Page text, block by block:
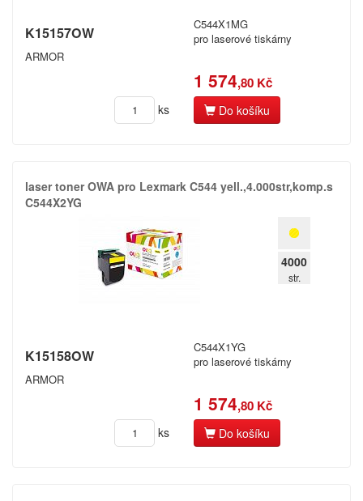
K15157OW
ARMOR
C544X1MG
pro laserové tiskárny
1 574,80 Kč
ks Do košíku
laser toner OWA pro Lexmark C544 yell.​,​4.​000str,​komp.​s
C544X2YG
4000
str.
K15158OW
ARMOR
C544X1YG
pro laserové tiskárny
1 574,80 Kč
ks Do košíku